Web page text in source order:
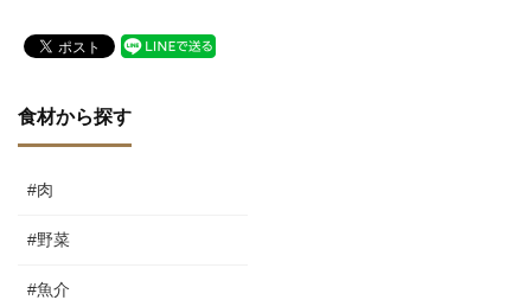
食材から探す
#肉
#野菜
#魚介